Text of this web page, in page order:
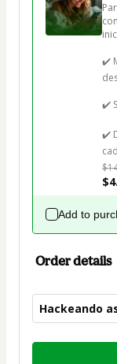
✔️
✔️
✔️
Add to
Order details
Hackeando
Total